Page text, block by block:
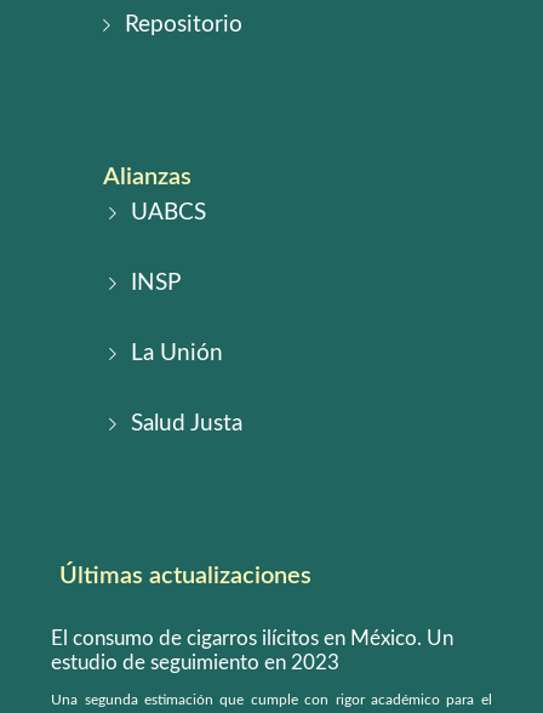
Repositorio
Alianzas
UABCS
INSP
La Unión
Salud Justa
Últimas actualizaciones
El consumo de cigarros ilícitos en México. Un
estudio de seguimiento en 2023
Una segunda estimación que cumple con rigor académico para el